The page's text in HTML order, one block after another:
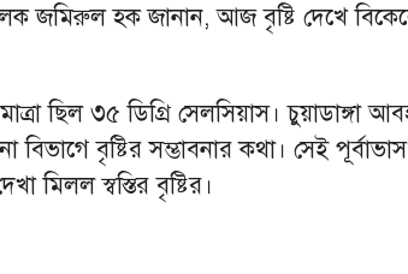
জমিরুল হক জানান, আজ বৃষ্টি দেখে
ছিল ৩৫ ডিগ্রি সেলসিয়াস। চুয়াডাঙ্গা
বৃষ্টির সম্ভাবনার কথা। সেই
মিলল স্বস্তির বৃষ্টির।